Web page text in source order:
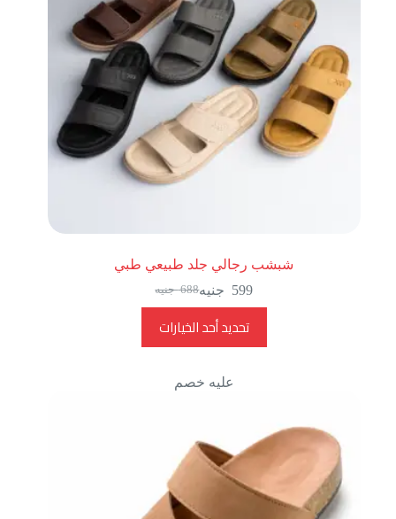
شبشب رجالي جلد طبيعي طبي
688 جنيه 599 جنيه
تحديد أحد الخيارات
عليه خصم